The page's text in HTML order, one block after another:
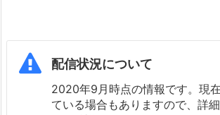
配信状況について
2020年9月時点の情報です。現
ている場合もありますので、詳